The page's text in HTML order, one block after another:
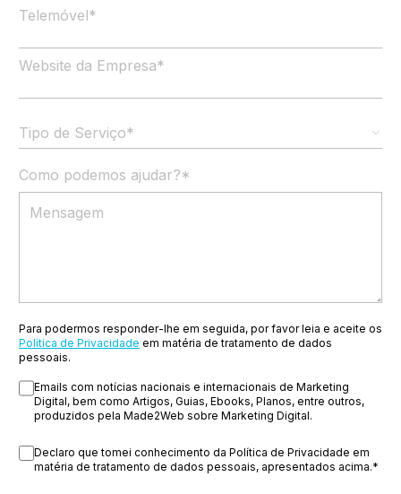
Telemóvel*
Website da Empresa*
Tipo de Serviço*
Como podemos ajudar?*
Para podermos responder-lhe em seguida, por favor leia e aceite os
Política de Privacidade em matéria de tratamento de dados
pessoais.
Emails com notícias nacionais e internacionais de Marketing
Digital, bem como Artigos, Guias, Ebooks, Planos, entre outros,
produzidos pela Made2Web sobre Marketing Digital.
Declaro que tomei conhecimento da Política de Privacidade em
matéria de tratamento de dados pessoais, apresentados acima.*